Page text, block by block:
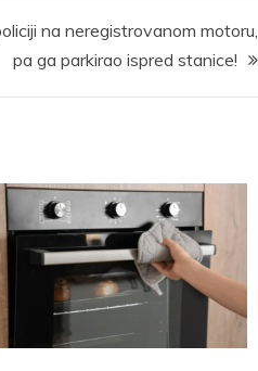
na neregistrovanom motoru,
pa ga parkirao ispred stanice!